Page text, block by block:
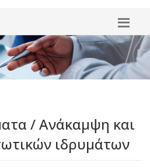
/ Ανάκαμψη και
ιδρυμάτων